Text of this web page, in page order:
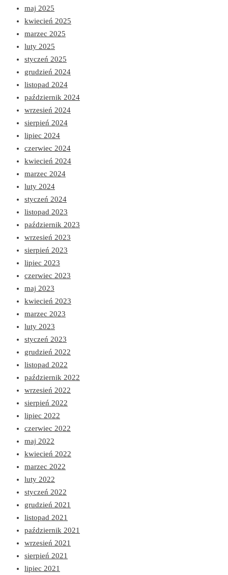
maj 2025
kwiecień 2025
marzec 2025
luty 2025
styczeń 2025
grudzień 2024
listopad 2024
październik 2024
wrzesień 2024
sierpień 2024
lipiec 2024
czerwiec 2024
kwiecień 2024
marzec 2024
luty 2024
styczeń 2024
listopad 2023
październik 2023
wrzesień 2023
sierpień 2023
lipiec 2023
czerwiec 2023
maj 2023
kwiecień 2023
marzec 2023
luty 2023
styczeń 2023
grudzień 2022
listopad 2022
październik 2022
wrzesień 2022
sierpień 2022
lipiec 2022
czerwiec 2022
maj 2022
kwiecień 2022
marzec 2022
luty 2022
styczeń 2022
grudzień 2021
listopad 2021
październik 2021
wrzesień 2021
sierpień 2021
lipiec 2021